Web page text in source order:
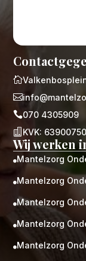


070 4305909
 KVK: 63900750
Wij werken
Mantelzorg
Mantelzorg
Mantelzorg
Mantelzorg
Mantelzorg